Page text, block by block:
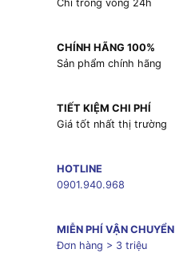
Chỉ trong vòng 24h
CHÍNH HÃNG 100%
Sản phẩm chính hãng
TIẾT KIỆM CHI PHÍ
Giá tốt nhất thị trường
HOTLINE
0901.940.968
MIỄN PHÍ VẬN CHUYỂN
Đơn hàng > 3 triệu